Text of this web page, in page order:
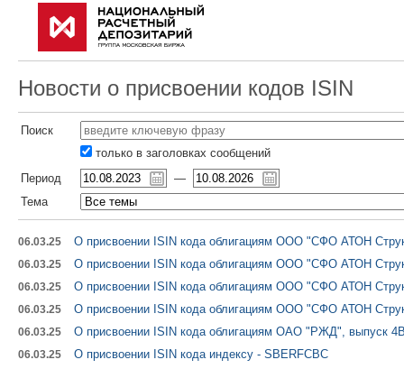
Новости о присвоении кодов ISIN
Поиск
только в заголовках сообщений
Период
—
Тема
06.03.25 О присвоении ISIN кода облигациям ООО "СФО АТОН
06.03.25 О присвоении ISIN кода облигациям ООО "СФО АТОН
06.03.25 О присвоении ISIN кода облигациям ООО "СФО АТОН
06.03.25 О присвоении ISIN кода облигациям ООО "СФО АТОН
06.03.25 О присвоении ISIN кода облигациям ОАО "РЖД", выпуск
06.03.25 О присвоении ISIN кода индексу - SBERFCBC